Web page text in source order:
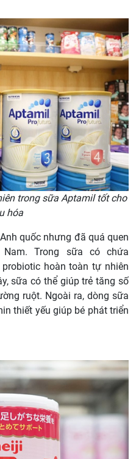
trong sữa Aptamil tốt cho
hóa
quốc nhưng đã quá quen
Trong sữa có chứa
hoàn toàn tự nhiên
sữa có thể giúp trẻ tăng số
ruột. Ngoài ra, dòng sữa
thiết yếu giúp bé phát triển